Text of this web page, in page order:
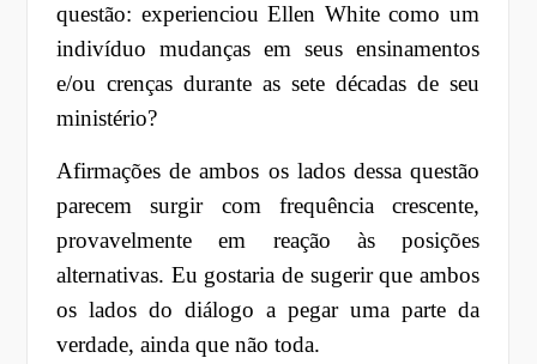
questão: experienciou Ellen White como um
indivíduo mudanças em seus ensinamentos
e/ou crenças durante as sete décadas de seu
ministério?
Afirmações de ambos os lados dessa questão
parecem surgir com frequência crescente,
provavelmente em reação às posições
alternativas. Eu gostaria de sugerir que ambos
os lados do diálogo a pegar uma parte da
verdade, ainda que não toda.